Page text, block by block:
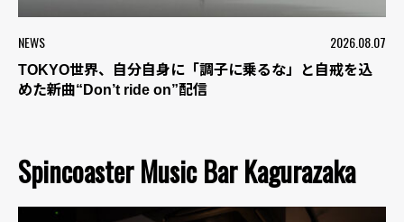
NEWS 2026.08.07
TOKYO世界、自分自身に「調子に乗るな」と自戒を込
めた新曲“Don’t ride on”配信
Spincoaster Music Bar Kagurazaka